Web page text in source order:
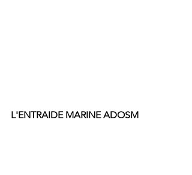
L'ENTRAIDE MARINE ADOSM